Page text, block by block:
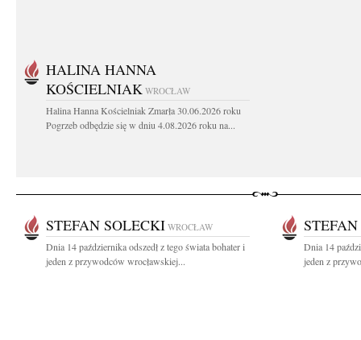
HALINA HANNA
KOŚCIELNIAK WROCŁAW
Halina Hanna Kościelniak Zmarła 30.06.2026 roku
Pogrzeb odbędzie się w dniu 4.08.2026 roku na...
STEFAN SOLECKI WROCŁAW
Dnia 14 października odszedł z tego świata bohater i
jeden z przywodców wrocławskiej...
Dnia 14
jeden z